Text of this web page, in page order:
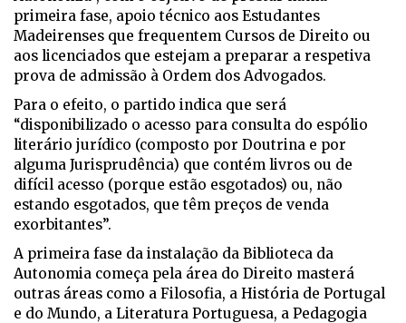
primeira fase, apoio técnico aos Estudantes
Madeirenses que frequentem Cursos de Direito ou
aos licenciados que estejam a preparar a respetiva
prova de admissão à Ordem dos Advogados.
Para o efeito, o partido indica que será
“disponibilizado o acesso para consulta do espólio
literário jurídico (composto por Doutrina e por
alguma Jurisprudência) que contém livros ou de
difícil acesso (porque estão esgotados) ou, não
estando esgotados, que têm preços de venda
exorbitantes”.
A primeira fase da instalação da Biblioteca da
Autonomia começa pela área do Direito masterá
outras áreas como a Filosofia, a História de Portugal
e do Mundo, a Literatura Portuguesa, a Pedagogia